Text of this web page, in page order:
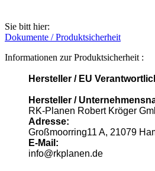
Sie bitt hier:
Dokumente / Produktsicherheit
Informationen zur Produktsicherheit :
Hersteller / EU
Hersteller /
RK-Planen Robert Kröger
Adresse:
Großmoorring11 A, 21079
E-Mail:
info@rkplanen.de